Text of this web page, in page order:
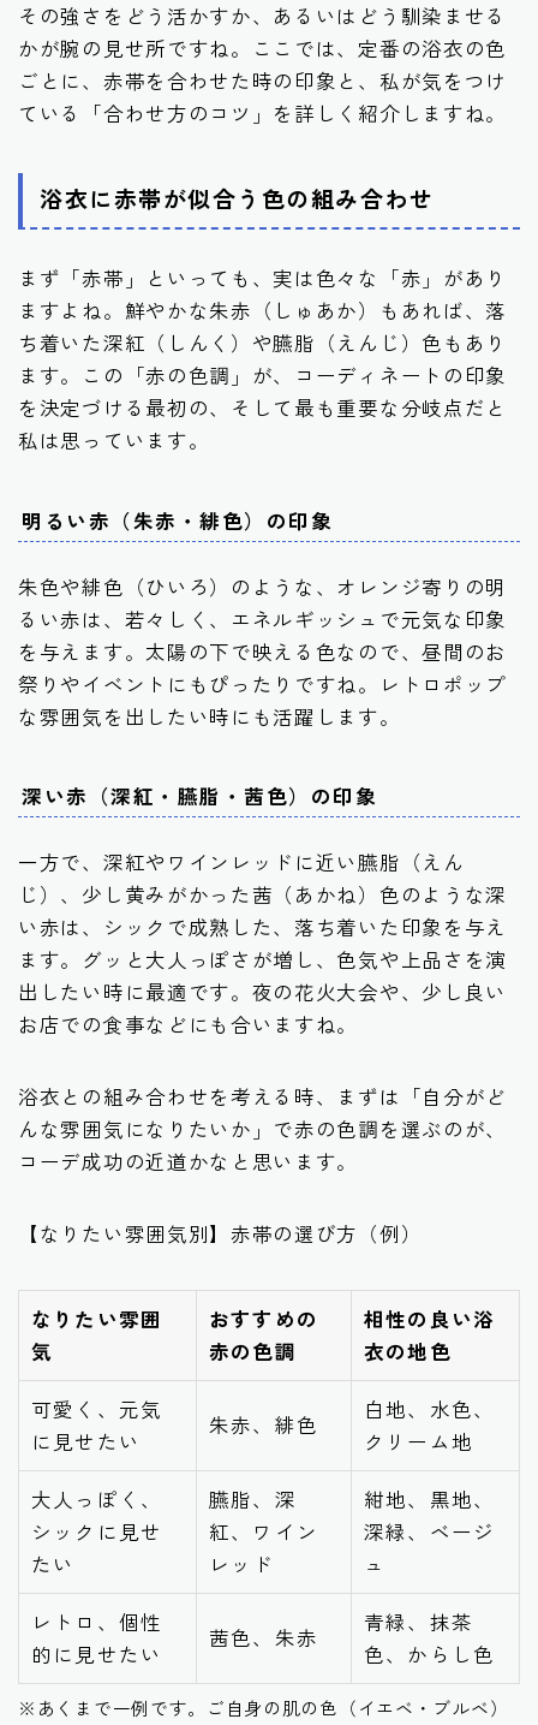
その強さをどう活かすか、あるいはどう馴染ませる
かが腕の見せ所ですね。ここでは、定番の浴衣の色
ごとに、赤帯を合わせた時の印象と、私が気をつけ
ている「合わせ方のコツ」を詳しく紹介しますね。
浴衣に赤帯が似合う色の組み合わせ
まず「赤帯」といっても、実は色々な「赤」があり
ますよね。鮮やかな朱赤（しゅあか）もあれば、落
ち着いた深紅（しんく）や臙脂（えんじ）色もあり
ます。この「赤の色調」が、コーディネートの印象
を決定づける最初の、そして最も重要な分岐点だと
私は思っています。
明るい赤（朱赤・緋色）の印象
朱色や緋色（ひいろ）のような、オレンジ寄りの明
るい赤は、若々しく、エネルギッシュで元気な印象
を与えます。太陽の下で映える色なので、昼間のお
祭りやイベントにもぴったりですね。レトロポップ
な雰囲気を出したい時にも活躍します。
深い赤（深紅・臙脂・茜色）の印象
一方で、深紅やワインレッドに近い臙脂（えん
じ）、少し黄みがかった茜（あかね）色のような深
い赤は、シックで成熟した、落ち着いた印象を与え
ます。グッと大人っぽさが増し、色気や上品さを演
出したい時に最適です。夜の花火大会や、少し良い
お店での食事などにも合いますね。
浴衣との組み合わせを考える時、まずは 「自分がど
んな雰囲気になりたいか」で赤の色調を選ぶのが、
コーデ成功の近道かなと思います。
【なりたい雰囲気別】赤帯の選び方（例）
なりたい雰囲
気
おすすめの
赤の色調
相性の良い浴
衣の地色
可愛く、元気
に見せたい
朱赤、緋色
白地、水色、
クリーム地
大人っぽく、
シックに見せ
たい
臙脂、深
紅、ワイン
レッド
紺地、黒地、
深緑、ベージ
ュ
レトロ、個性
的に見せたい
茜色、朱赤
青緑、抹茶
色、からし色
※あくまで一例です。ご自身の肌の色（イエベ・ブルベ）